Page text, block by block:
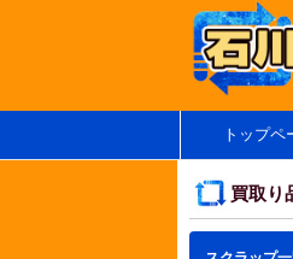
トップペ
買取り